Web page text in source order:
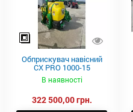
Обприскувач навісний
CX PRO 1000-15
В наявності
322 500,00 грн.